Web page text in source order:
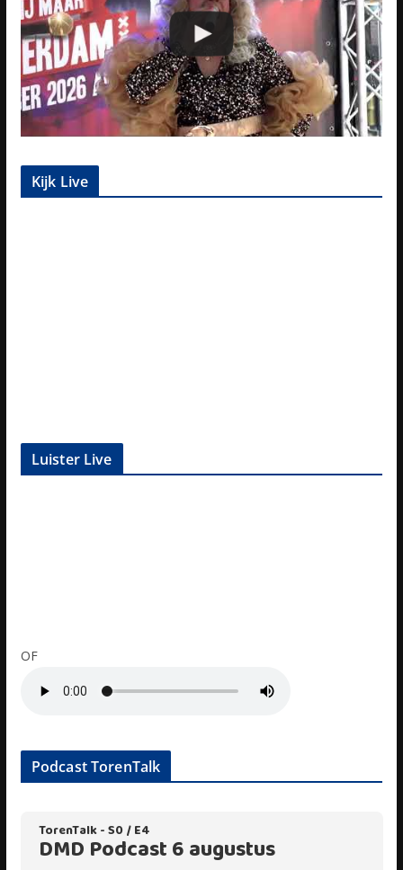
Kijk Live
Luister Live
OF
Podcast TorenTalk